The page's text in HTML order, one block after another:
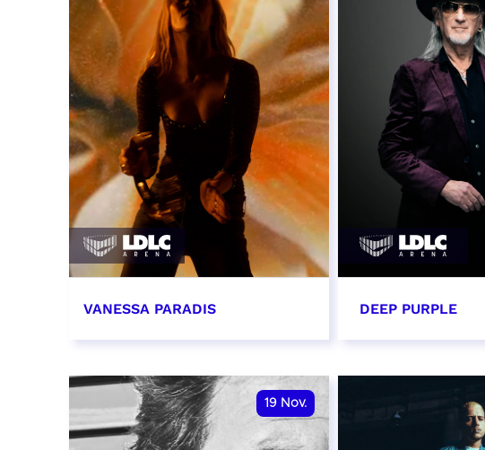
VANESSA PARADIS
RÉSERVER
DEEP PURPLE
19 Nov.